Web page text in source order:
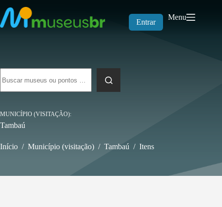
para
o
conteúdo
Entrar
Menu
resultados
MUNICÍPIO (VISITAÇÃO)
Tambaú
Início / Município (visitação) / Tambaú / Itens